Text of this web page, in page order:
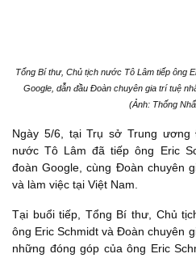
Tổng Bí thư, Chủ tịch nước Tô Lâm tiếp ông
Google, dẫn đầu Đoàn chuyên gia trí tuệ
(Ảnh: Thống
Ngày 5/6, tại Trụ sở Trung
nước Tô Lâm đã tiếp ông Eric
đoàn Google, cùng Đoàn chuyên
và làm việc tại Việt Nam.
Tại buổi tiếp, Tổng Bí thư, Chủ
ông Eric Schmidt và Đoàn chuyên
những đóng góp của ông Eric